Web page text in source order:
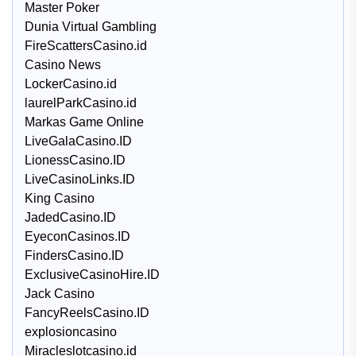
Master Poker
Dunia Virtual Gambling
FireScattersCasino.id
Casino News
LockerCasino.id
laurelParkCasino.id
Markas Game Online
LiveGalaCasino.ID
LionessCasino.ID
LiveCasinoLinks.ID
King Casino
JadedCasino.ID
EyeconCasinos.ID
FindersCasino.ID
ExclusiveCasinoHire.ID
Jack Casino
FancyReelsCasino.ID
explosioncasino
Miracleslotcasino.id